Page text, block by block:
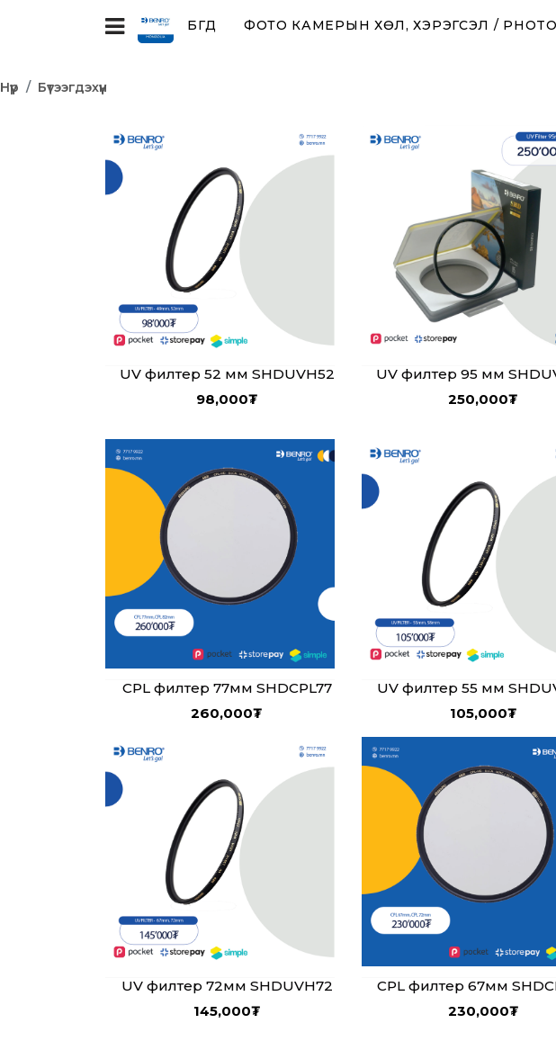
БҮГД ФОТО КАМЕРЫН ХӨЛ, ХЭРЭГСЭЛ / PHOTO
Нүүр Бүтээгдэхүүн
UV филтер 52 мм SHDUVH52
98,000₮
UV филтер 95 мм
250,000₮
CPL филтер 77мм SHDCPL77
260,000₮
UV филтер 55 мм
105,000₮
UV филтер 72мм SHDUVH72
145,000₮
CPL филтер 67мм
230,000₮